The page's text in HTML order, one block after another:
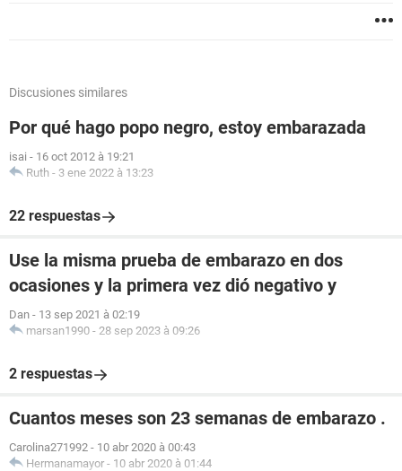
Discusiones similares
Por qué hago popo negro, estoy embarazada
isai - 16 oct 2012 à 19:21
Ruth - 3 ene 2022 à 13:23
22 respuestas
Use la misma prueba de embarazo en dos
ocasiones y la primera vez dió negativo y
Dan - 13 sep 2021 à 02:19
marsan1990 - 28 sep 2023 à 09:26
2 respuestas
Cuantos meses son 23 semanas de embarazo .
Carolina271992 - 10 abr 2020 à 00:43
Hermanamayor - 10 abr 2020 à 01:44